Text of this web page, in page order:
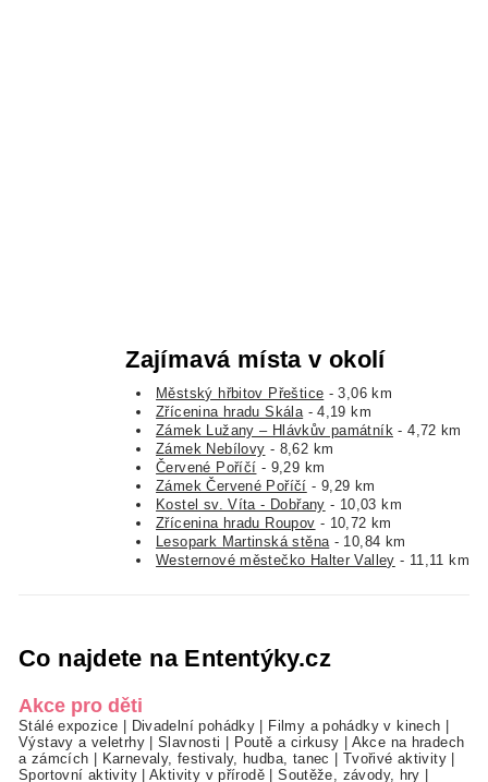
Zajímavá místa v okolí
Městský hřbitov Přeštice - 3,06 km
Zřícenina hradu Skála - 4,19 km
Zámek Lužany – Hlávkův památník - 4,72 km
Zámek Nebílovy - 8,62 km
Červené Poříčí - 9,29 km
Zámek Červené Poříčí - 9,29 km
Kostel sv. Víta - Dobřany - 10,03 km
Zřícenina hradu Roupov - 10,72 km
Lesopark Martinská stěna - 10,84 km
Westernové městečko Halter Valley - 11,11 km
Co najdete na Ententýky.cz
Akce pro děti
Stálé expozice Divadelní pohádky Filmy a pohádky v kinech
Výstavy a veletrhy|Slavnosti Poutě a cirkusy
Akce na hradech
a zámcích
Karnevaly, festivaly, hudba, tanec Tvořivé aktivity
Sportovní aktivity|Aktivity v přírodě |Soutěže, závody, hry